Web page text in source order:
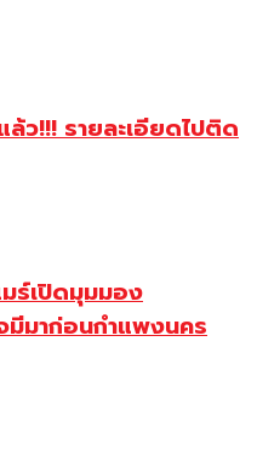
ว!!! รายละเอียดไปติด
ร์เปิดมุมมอง
มีมาก่อนกำแพงนคร